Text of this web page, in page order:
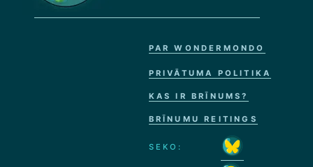
PAR WONDERMONDO
PRIVĀTUMA POLITIKA
KAS IR BRĪNUMS?
BRĪNUMU REITINGS
SEKO: